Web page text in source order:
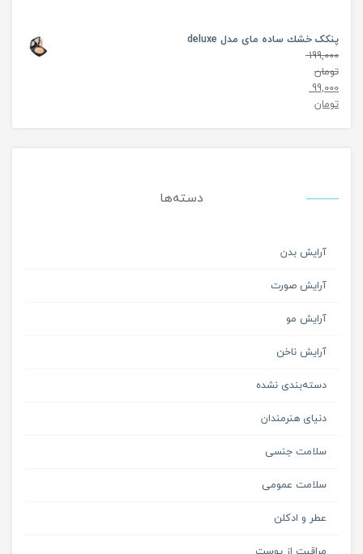
پنکک خشك ساده مای مدل deluxe
199,000
تومان
99,000
تومان
دسته‌ها
آرایش بدن
آرایش صورت
آرایش مو
آرایش ناخن
دسته‌بندی نشده
دنیای هنرمندان
سلامت جنسی
سلامت عمومی
عطر و ادکلن